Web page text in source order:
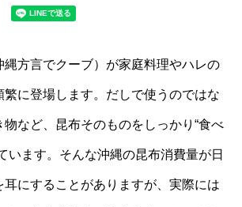
縄方言でクーブ）が家庭料理やハレの
繁に登場します。だしで使うのではな
物など、昆布そのものをしっかり“食べ
います。そんな沖縄の昆布消費量が日
耳にすることがありますが、実際には